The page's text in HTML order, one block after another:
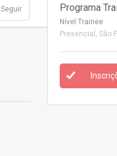
Seguir Programa
Nível Trainee
Presencial , São